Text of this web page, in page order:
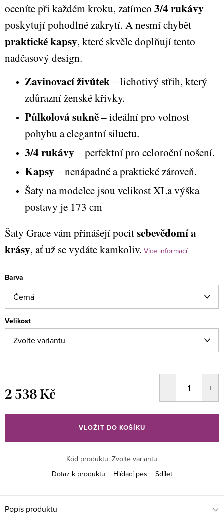
oceníte při každém kroku, zatímco 3/4 rukávy
poskytují pohodlné zakrytí. A nesmí chybět
praktické kapsy, které skvěle doplňují tento
nadčasový design.
Zavinovací živůtek– lichotivý střih, který
zdůrazní ženské křivky.
Půlkolová sukně– ideální pro volnost
pohybu a elegantní siluetu.
3/4 rukávy– perfektní pro celoroční nošení.
Kapsy– nenápadné a praktické zároveň.
Šaty na modelce jsou velikost XLa výška
postavy je 173 cm
Šaty Grace vám přinášejí pocitsebevědomí a
krásy, ať už se vydáte kamkoliv. Více informací
Barva
Velikost
2 538 Kč
cena:
VLOŽIT DO KOŠÍKU
Kód produktu: Zvolte variantu
Dotaz k produktu
Hlídací pes Sdílet
Popis produktu